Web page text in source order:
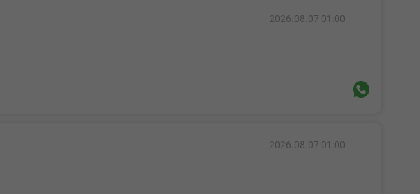
2026.08.07 01:00
2026.08.07 01:00